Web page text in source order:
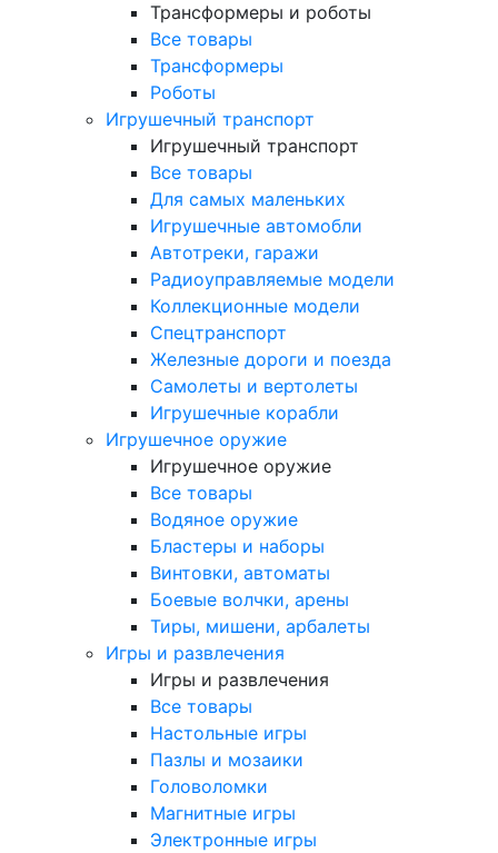
Трансформеры и роботы
Все товары
Трансформеры
Роботы
Игрушечный транспорт
Игрушечный транспорт
Все товары
Для самых маленьких
Игрушечные автомобли
Автотреки, гаражи
Радиоуправляемые модели
Коллекционные модели
Спецтранспорт
Железные дороги и поезда
Самолеты и вертолеты
Игрушечные корабли
Игрушечное оружие
Игрушечное оружие
Все товары
Водяное оружие
Бластеры и наборы
Винтовки, автоматы
Боевые волчки, арены
Тиры, мишени, арбалеты
Игры и развлечения
Игры и развлечения
Все товары
Настольные игры
Пазлы и мозаики
Головоломки
Магнитные игры
Электронные игры